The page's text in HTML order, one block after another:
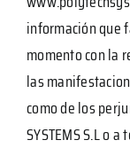
información que
momento con la
las
como de los
SYSTEMS S.L o a